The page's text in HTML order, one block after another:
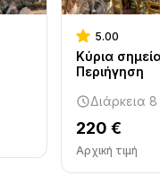
5.00
Κύρια
Περιήγηση
Διάρκεια
220 €
Αρχική τιμή